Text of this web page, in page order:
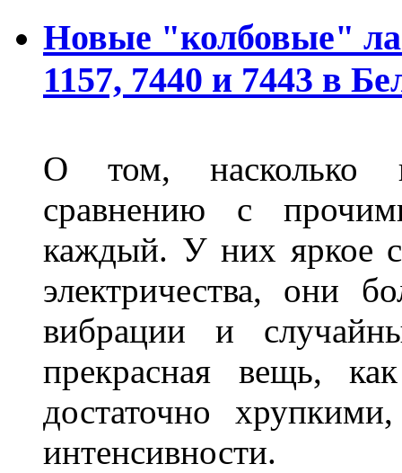
Новые "колбовые"
1157, 7440 и 7443 в
О том, насколько
сравнению с
каждый. У них яркое
электричества, они
вибрации и
прекрасная вещь,
достаточно
интенсивности.